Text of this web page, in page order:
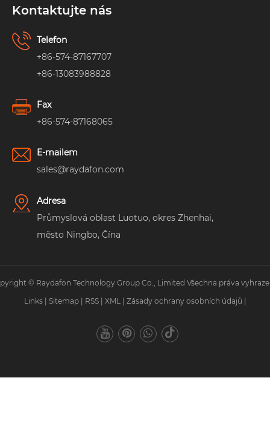
Kontaktujte nás
Telefon
+86-574-87167707
+86-13083988828
Fax
+86-574-87168065
E-mailem
sales@raydafon.com
Adresa
Průmyslová oblast Luotuo, okres Zhenhai,
město Ningbo, Čína
© Raydafon Technology Group Co., Limited Všechna práva
Links | Sitemap | RSS | XML | Zásady ochrany osobních údajů |